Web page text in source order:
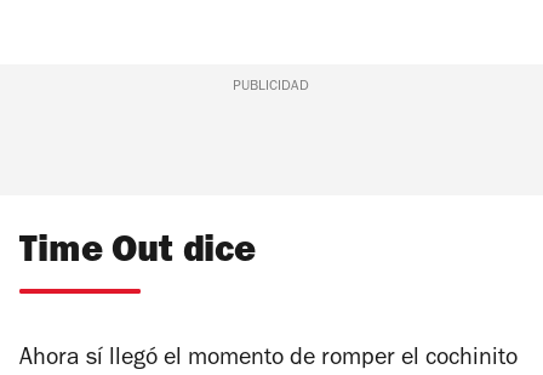
PUBLICIDAD
Time Out dice
Ahora sí llegó el momento de romper el cochinito